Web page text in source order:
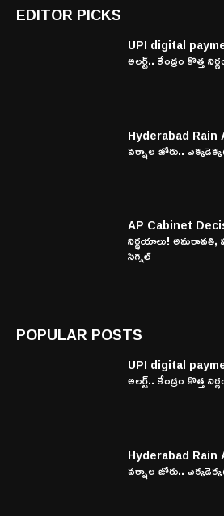
EDITOR PICKS
UPI digital
అలర్ట్.. కేంద్రం కొత్త
Hyderabad
వర్షాల జోరు..
AP Cabinet
నిర్ణయాలు! అమరావతి,
సిగ్నల్
POPULAR POSTS
UPI digital
అలర్ట్.. కేంద్రం కొత్త
Hyderabad
వర్షాల జోరు..